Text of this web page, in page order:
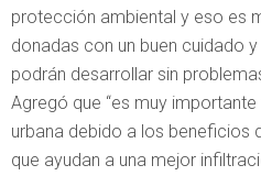
protección ambiental y eso es
donadas con un buen cuidado
podrán desarrollar sin
Agregó que “es muy
urbana debido a los beneficios
que ayudan a una mejor